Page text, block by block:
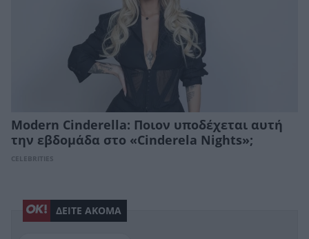
Modern Cinderella: Ποιον υποδέχεται αυτή
την εβδομάδα στο «Cinderela Nights»;
CELEBRITIES
ΔΕΙΤΕ ΑΚΟΜΑ